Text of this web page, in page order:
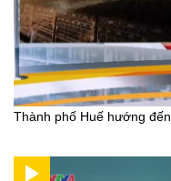
Thành phố Huế hướng